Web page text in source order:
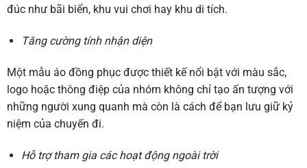
đúc như bãi biển, khu vui chơi hay khu di tích.
Tăng cường tính nhận diện
Một mẫu áo đồng phục được thiết kế nổi bật với màu sắc,
logo hoặc thông điệp của nhóm không chỉ tạo ấn tượng với
những người xung quanh mà còn là cách để bạn lưu giữ kỷ
niệm của chuyến đi.
Hỗ trợ tham gia các hoạt động ngoài trời